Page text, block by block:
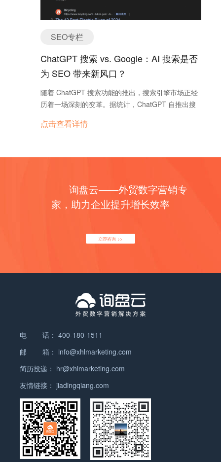
于虚报原产地，例如将原产于中国的产品通过第三国
收的高额关税。 “实质性改变”原则的重要性：美国
海关判断货物原产地的关键在于“实质性改变”原则。
根据这一原则，只有当在中国生产的零部件在第三国
经过了根本性的改变，使其在名称、特性和用途上都
与原零部件不同，形成了一种全新的商品时，该第三
国才会被认定为最终产品的原产国。简单的重新包
质性改变。例如，仅仅将中国的零部件在墨西哥组装
装未印刷的卷筒纸在A国经过印刷、裁剪、折叠等复
了实质性改变。因此，“实质性改变”的认定是高度依
赖具体事实的，需要根据具体的产品和加工过程来判
断。 美国海关日益加强的监管和审查：面对通过转
那些从非主要生产国或近期从中国进口激增的国家进
百项关于中国制造产品涉嫌通过转口贸易逃避关税的
调查。 违反规定的严厉惩罚：一旦被美国海关认定
这包括巨额罚款，罚款金额可能高达非法进口商品价
值的数倍，甚至可能导致相关责任人被判处监禁。此
FCA）也为打击海关欺诈提供了法律依据，该法案允
许举报人向政府报告虚报原产地、逃避关税等行为，
并有机会获得政府追回款项的一部分作为奖励。根据
《虚假申报法》，违规者可能需要支付高达三倍的损
害赔偿金以及额外的民事罚款。美国海关还依据《执
行与保护法》（Enforce and Protect Act, EAPA）对
涉嫌逃避反倾销税和反补贴税的虚假申报行为进行调
查。 二、主要转口贸易国家原产地规则细则分析
SEO专栏
ChatGPT 搜索 vs. Google：AI 搜索是否
为 SEO 带来新风口？
随着 ChatGPT 搜索功能的推出，搜索引擎市场正经
历着一场深刻的变革。据统计，ChatGPT 自推出搜
亿，并且这一数字仍在不断攀升。这表明新型搜索模
是否意味着 SEO 正迎来新的风口？本文将从
ChatGPT 搜索的特点与其对 SEO 的影响入手，探讨
这一变化为企业带来的挑战和机遇。 一、ChatGPT
接从单个搜索引擎中提取结果，总结并将结果返回给
用户，但事实并非如此。 ChatGPT 搜索并非简单
查询结果 [best ebike 2024]。尽管结果存在一些重
叠，但总体排名并不一致。 谷歌： 必应：
ChatGPT 搜索： 数据来源：整合 Bing 的索引与可
根据自定义规则选择可信数据源，例如主流媒体（如
BBC、纽约时报）、行业网站（如 TechCrunch、
Wired）以及在线百科（如 Wikipedia）。此外，
ChatGPT 还会从权威内容平台（如 Stack
Overflow、Reddit…
点击查看详情
询盘云——外贸数字营销专
家，助力企业提升增长效率
立即咨询 >>
电 话： 400-180-1511
邮 箱： info@xhlmarketing.com
简历投递： hr@xhlmarketing.com
友情链接： jiadingqiang.com